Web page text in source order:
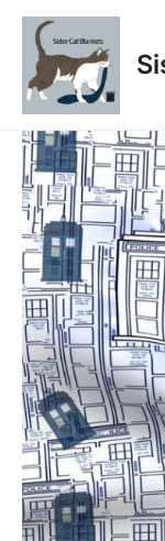
Aller
contenu